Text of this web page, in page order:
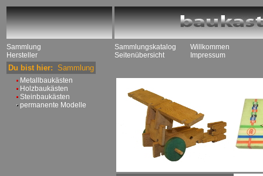
Sammlung
Hersteller
Sammlungskatalog
Seitenübersicht
Willkommen
Impressum
Du bist hier: Sammlung
Metallbaukästen
Holzbaukästen
Steinbaukästen
permanente Modelle